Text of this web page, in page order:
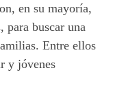
en su mayoría,
para buscar una
Entre ellos
y jóvenes